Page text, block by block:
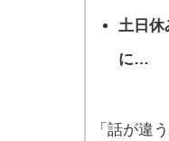
土日休
に…
「話が違